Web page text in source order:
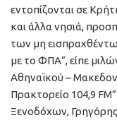
εντοπίζονται σε
και άλλα νησιά,
των μη
με το ΦΠΑ”, είπε
Αθηναϊκού –
Πρακτορείο 104,9
Ξενοδόχων, Γρηγόρης